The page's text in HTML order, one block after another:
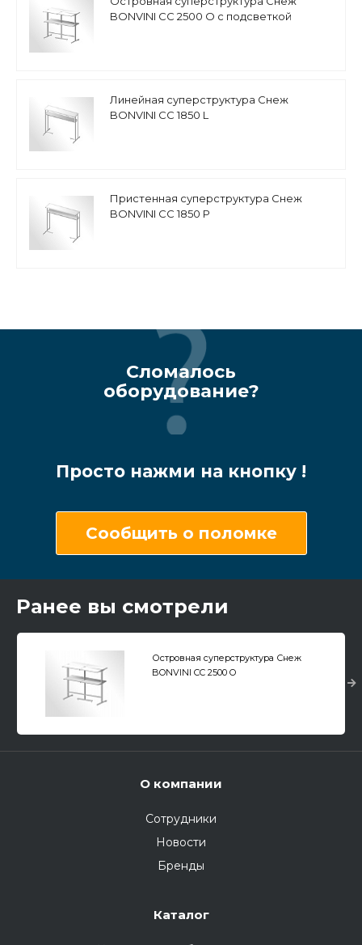
BONVINI CC 2500 O с подсветкой
Линейная суперструктура Снеж
BONVINI CC 1850 L
Пристенная суперструктура Снеж
BONVINI CC 1850 P
Сломалось
оборудование?
Просто нажми на кнопку !
Сообщить о поломке
Ранее вы смотрели
Островная суперструктура Снеж
BONVINI CC 2500 O
О компании
Сотрудники
Новости
Бренды
Каталог